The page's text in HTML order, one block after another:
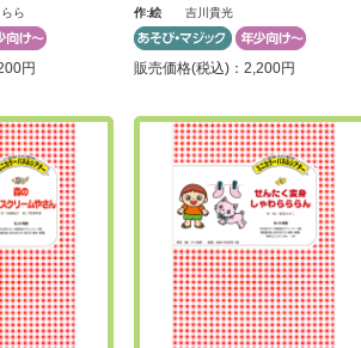
ら
円
作:絵 吉川貴光
販売価格(税込)：2,200円